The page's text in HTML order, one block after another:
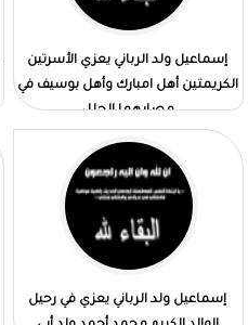
إسماعيل ولد الرباني يعزي الأسرتين
الكريمتين أهل امبارك وأهل بوسيف في
مصابهما الجلل
إسماعيل ولد الرباني يعزي في رحيل